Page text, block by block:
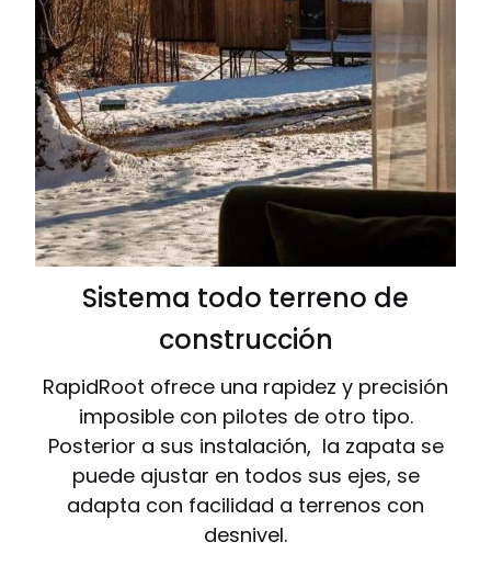
Sistema todo terreno de
construcción
RapidRoot ofrece una rapidez y precisión
imposible con pilotes de otro tipo.
Posterior a sus instalación, la zapata se
puede ajustar en todos sus ejes, se
adapta con facilidad a terrenos con
desnivel.